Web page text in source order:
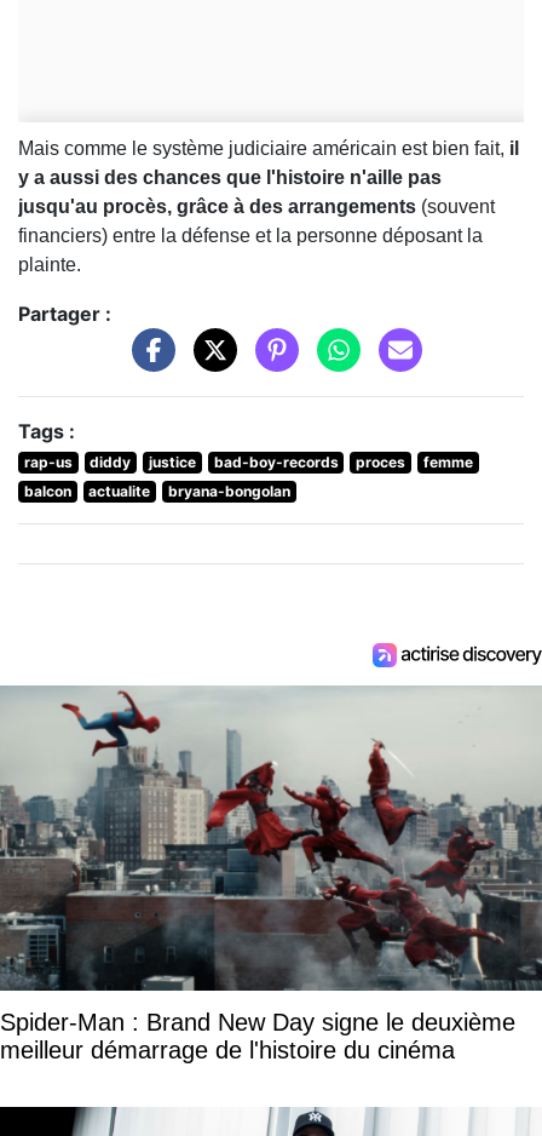
Mais comme le système judiciaire américain est bien fait, il
y a aussi des chances que l'histoire n'aille pas
jusqu'au procès, grâce à des arrangements (souvent
financiers) entre la défense et la personne déposant la
plainte.
Partager :
Tags :
rap-us diddy justice bad-boy-records proces
femme
balcon
actualite bryana-bongolan
Spider-Man : Brand New Day signe le deuxième
meilleur démarrage de l'histoire du cinéma